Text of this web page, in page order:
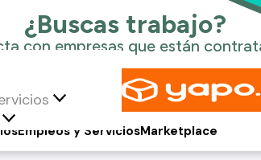
Empleos y ServiciosMarketplace